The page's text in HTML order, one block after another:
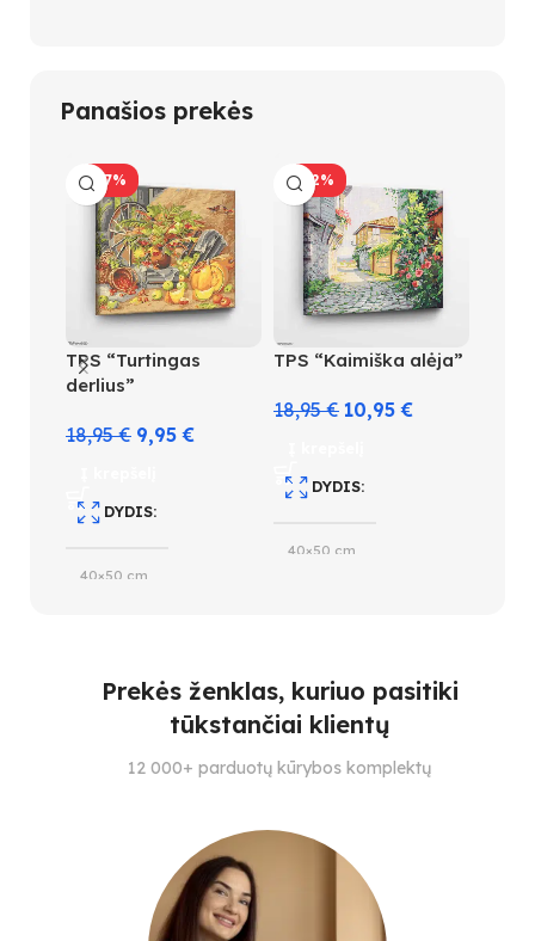
Panašios prekės
-47%
TPS “Turtingas
derlius”
18,95€ 9,95€
DYDIS
40×50 cm
SPALVŲ KIEKIS
-42%
TPS “Kaimiška alėja”
18,95€ 10,95€
DYDIS
40×50 cm
4
SPALVŲ KIEKIS
Prekės ženklas, kuriuo pasitiki
tūkstančiai klientų
12 000+ parduotų kūrybos komplektų